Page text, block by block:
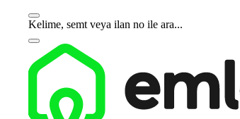
Kelime, semt veya ilan no ile ara...